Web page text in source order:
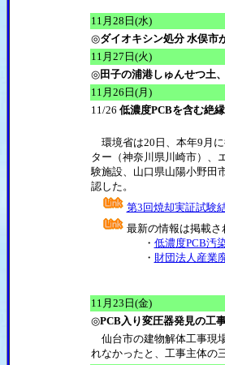
11月28日(水)
◎ダイオキシン処分 水俣
11月27日(火)
◎田子の浦港しゅんせつ土
11月26日(月)
11/26 低濃度PCBを含む絶
環境省は20日、本年9月
ター（神奈川県川崎市）、
験施設、山口県山陽小野田
認した。
第3回焼却実証試験
最新の情報は掲載さ
・ 低濃度PCB汚
・ 財団法人産業
11月23日(金)
◎PCB入り変圧器発見の工
仙台市の建物解体工事現
れなかったと、工事主体の